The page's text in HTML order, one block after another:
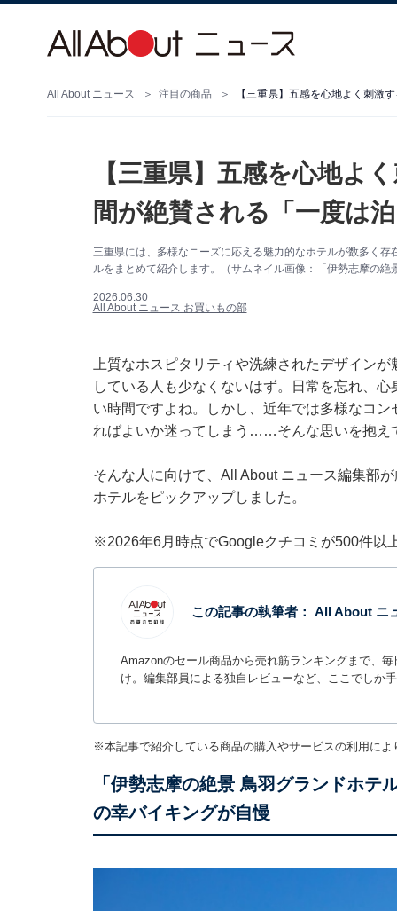
All About ニュース 注目の商品 【三重県】五感を心地よく刺激
【三重県】五感を心地よ
間が絶賛される「一度は
三重県には、多様なニーズに応える魅力的なホテルが数多く
ルをまとめて紹介します。（サムネイル画像：「伊勢志摩の
2026.06.30
All About ニュース お買いもの部
上質なホスピタリティや洗練されたデザイン
している人も少なくないはず。日常を忘れ、
い時間ですよね。しかし、近年では多様なコ
ればよいか迷ってしまう……そんな思いを抱え
そんな人に向けて、All About ニュース編集部
ホテルをピックアップしました。
※2026年6月時点でGoogleクチコミが500件以
この記事の執筆者： All About ニ
Amazonのセール商品から売れ筋ランキングまで、
け。編集部員による独自レビューなど、ここでしか
※本記事で紹介している商品の購入やサービスの利用に
「伊勢志摩の絶景 鳥羽グランドホテ
の幸バイキングが自慢